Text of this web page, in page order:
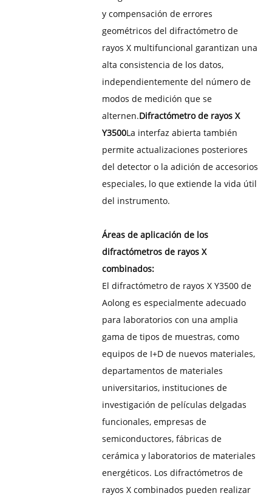
y compensación de errores
geométricos del difractómetro de
rayos X multifuncional garantizan una
alta consistencia de los datos,
independientemente del número de
modos de medición que se
alternen.Difractómetro de rayos X
Y3500La interfaz abierta también
permite actualizaciones posteriores
del detector o la adición de accesorios
especiales, lo que extiende la vida útil
del instrumento.
Áreas de aplicación de los
difractómetros de rayos X
combinados:
El difractómetro de rayos X Y3500 de
Aolong es especialmente adecuado
para laboratorios con una amplia
gama de tipos de muestras, como
equipos de I+D de nuevos materiales,
departamentos de materiales
universitarios, instituciones de
investigación de películas delgadas
funcionales, empresas de
semiconductores, fábricas de
cerámica y laboratorios de materiales
energéticos. Los difractómetros de
rayos X combinados pueden realizar